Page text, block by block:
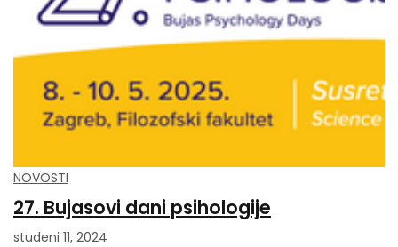
NOVOSTI
27. Bujasovi dani psihologije
studeni 11, 2024